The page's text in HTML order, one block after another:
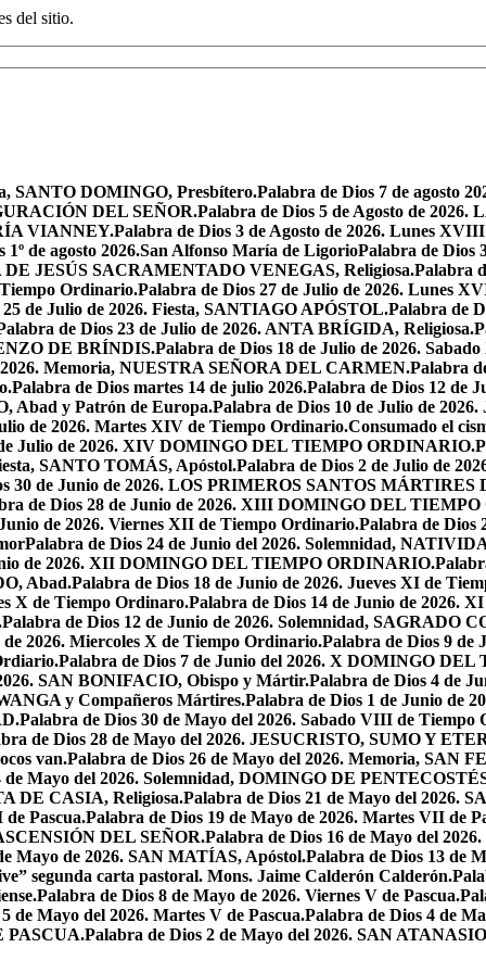
del sitio.
SANTO DOMINGO, Presbítero.Palabra de Dios 7 de agosto
DEL SEÑOR.Palabra de Dios 5 de Agosto de
VIANNEY.Palabra de Dios 3 de Agosto de 2026. Lunes
1º de agosto 2026.San Alfonso María de LigorioPalabra de Dios
JESÚS SACRAMENTADO VENEGAS, Religiosa.Palabra
Ordinario.Palabra de Dios 27 de Julio de 2026. Lunes
de Julio de 2026. Fiesta, SANTIAGO APÓSTOL.Palabra de
de Dios 23 de Julio de 2026. ANTA BRÍGIDA, Religiosa.
DE BRÍNDIS.Palabra de Dios 18 de Julio de 2026.
2026. Memoria, NUESTRA SEÑORA DEL CARMEN.Palabra
Palabra de Dios martes 14 de julio 2026.Palabra de Dios 12 de
Abad y Patrón de Europa.Palabra de Dios 10 de Julio de
de 2026. Martes XIV de Tiempo Ordinario.Consumado el
Julio de 2026. XIV DOMINGO DEL TIEMPO ORDINARIO.
SANTO TOMÁS, Apóstol.Palabra de Dios 2 de Julio de
30 de Junio de 2026. LOS PRIMEROS SANTOS
de Dios 28 de Junio de 2026. XIII DOMINGO DEL
de 2026. Viernes XII de Tiempo Ordinario.Palabra de Dios
Palabra de Dios 24 de Junio del 2026. Solemnidad,
de 2026. XII DOMINGO DEL TIEMPO ORDINARIO.
Abad.Palabra de Dios 18 de Junio de 2026. Jueves XI de
X de Tiempo Ordinaro.Palabra de Dios 14 de Junio de
Palabra de Dios 12 de Junio de 2026. Solemnidad, SAGRADO
2026. Miercoles X de Tiempo Ordinario.Palabra de Dios 9 de
Palabra de Dios 7 de Junio del 2026. X DOMINGO
SAN BONIFACIO, Obispo y Mártir.Palabra de Dios 4 de
y Compañeros Mártires.Palabra de Dios 1 de Junio de
Palabra de Dios 30 de Mayo del 2026. Sabado VIII de Tiempo
de Dios 28 de Mayo del 2026. JESUCRISTO, SUMO Y
van.Palabra de Dios 26 de Mayo del 2026. Memoria, SAN
de Mayo del 2026. Solemnidad, DOMINGO DE
DE CASIA, Religiosa.Palabra de Dios 21 de Mayo del 2026.
Pascua.Palabra de Dios 19 de Mayo de 2026. Martes VII de
DEL SEÑOR.Palabra de Dios 16 de Mayo del
Mayo de 2026. SAN MATÍAS, Apóstol.Palabra de Dios 13 de
segunda carta pastoral. Mons. Jaime Calderón Calderón.
Palabra de Dios 8 de Mayo de 2026. Viernes V de Pascua.
de Mayo del 2026. Martes V de Pascua.Palabra de Dios 4 de
PASCUA.Palabra de Dios 2 de Mayo del 2026. SAN